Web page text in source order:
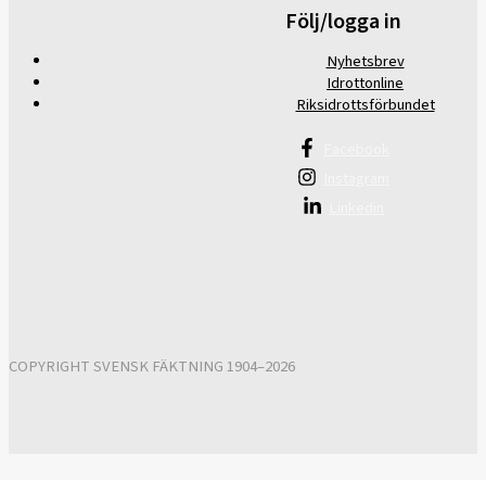
Följ/logga in
Nyhetsbrev
Idrottonline
Riksidrottsförbundet
COPYRIGHT SVENSK FÄKTNING 1904–2026